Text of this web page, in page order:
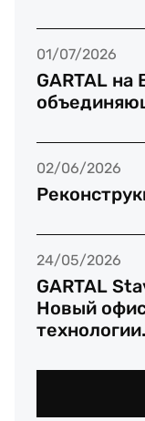
01/07/2026
GARTAL на
02/06/2026
24/05/2026
GARTAL
Новый
технологии.